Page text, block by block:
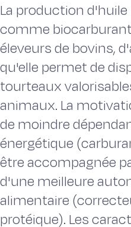
La production
comme
éleveurs de bovins,
qu'elle permet de
tourteaux
animaux. La
de moindre
énergétique
être accompagnée
d'une meilleure
alimentaire
protéique). Les